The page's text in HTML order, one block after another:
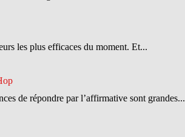
les plus efficaces du moment. Et...
de répondre par l’affirmative sont